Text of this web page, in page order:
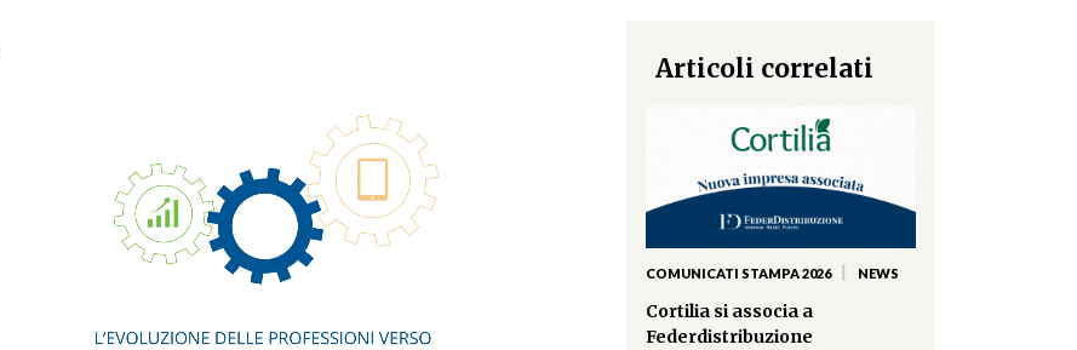
Articoli correlati
COMUNICATI STAMPA 2026 NEWS
Cortilia si associa a
Federdistribuzione